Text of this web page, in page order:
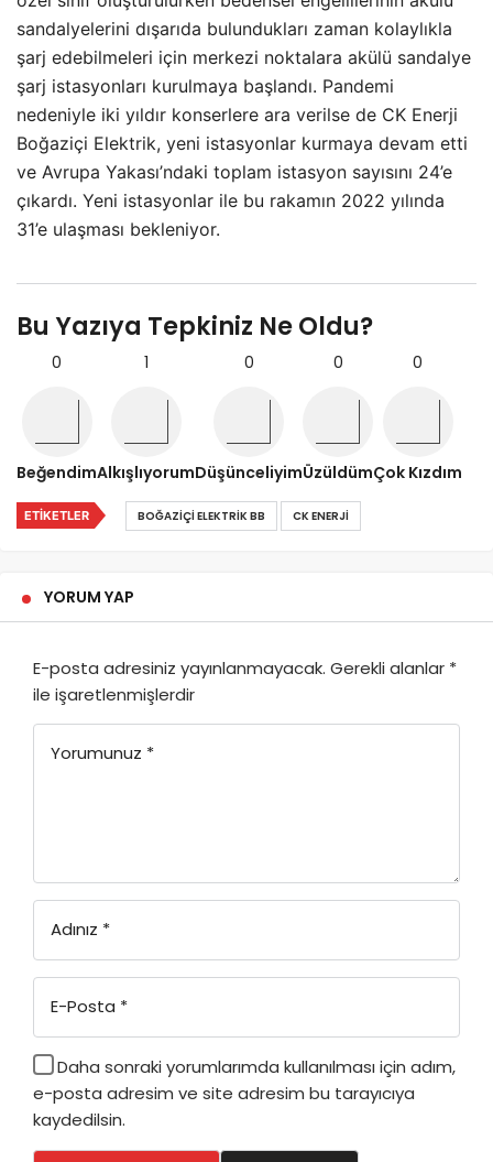
sandalyelerini dışarıda bulundukları zaman kolaylıkla
şarj edebilmeleri için merkezi noktalara akülü sandalye
şarj istasyonları kurulmaya başlandı. Pandemi
nedeniyle iki yıldır konserlere ara verilse de CK Enerji
Boğaziçi Elektrik, yeni istasyonlar kurmaya devam etti
ve Avrupa Yakası’ndaki toplam istasyon sayısını 24’e
çıkardı. Yeni istasyonlar ile bu rakamın 2022 yılında
31’e ulaşması bekleniyor.
Bu Yazıya Tepkiniz Ne Oldu?
0
Beğendim
1
Alkışlıyorum
0
Düşünceliyim
0
Üzüldüm
0
Çok Kızdım
ETIKETLER BOĞAZIÇI ELEKTRIK BB CK ENERJI
YORUM YAP
E-posta adresiniz yayınlanmayacak. Gerekli alanlar *
ile işaretlenmişlerdir
Yorumunuz *
Adınız *
E-Posta *
Daha sonraki yorumlarımda kullanılması için adım,
e-posta adresim ve site adresim bu tarayıcıya
kaydedilsin.